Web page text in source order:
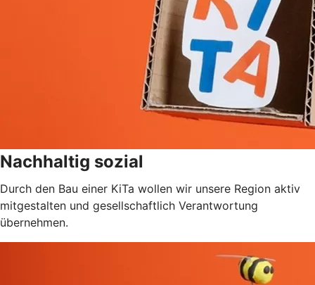
Nachhaltig sozial
Durch den Bau einer KiTa wollen wir unsere Region aktiv
mitgestalten und gesellschaftlich Verantwortung
übernehmen.